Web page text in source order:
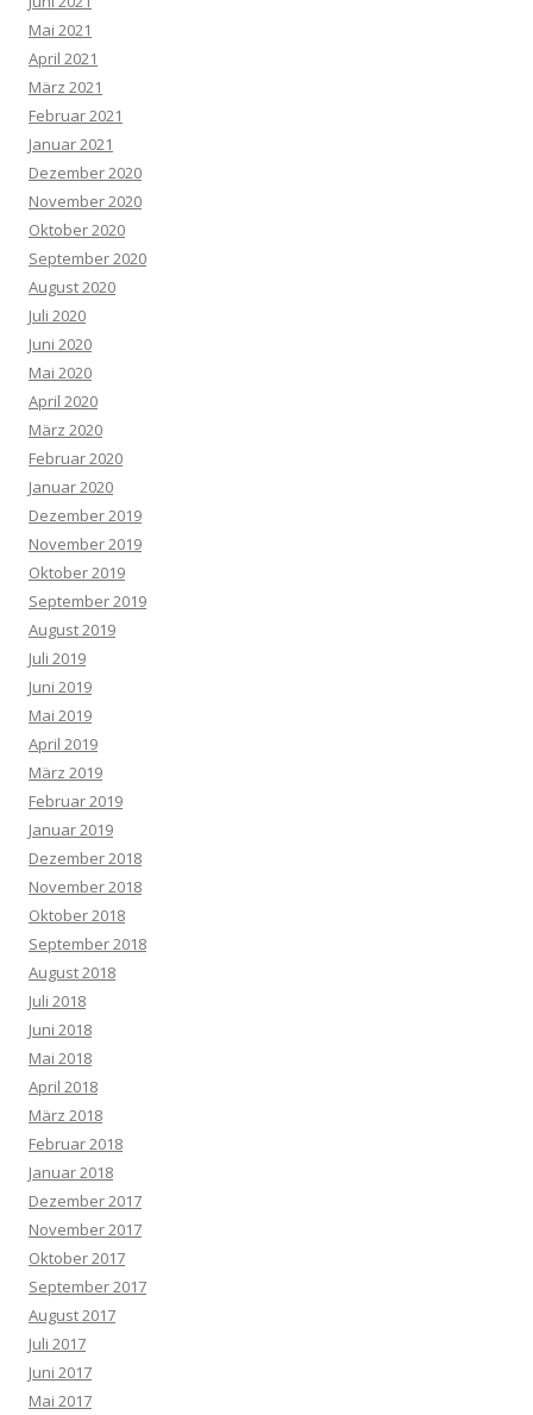
Mai 2021
April 2021
März 2021
Februar 2021
Januar 2021
Dezember 2020
November 2020
Oktober 2020
September 2020
August 2020
Juli 2020
Juni 2020
Mai 2020
April 2020
März 2020
Februar 2020
Januar 2020
Dezember 2019
November 2019
Oktober 2019
September 2019
August 2019
Juli 2019
Juni 2019
Mai 2019
April 2019
März 2019
Februar 2019
Januar 2019
Dezember 2018
November 2018
Oktober 2018
September 2018
August 2018
Juli 2018
Juni 2018
Mai 2018
April 2018
März 2018
Februar 2018
Januar 2018
Dezember 2017
November 2017
Oktober 2017
September 2017
August 2017
Juli 2017
Juni 2017
Mai 2017